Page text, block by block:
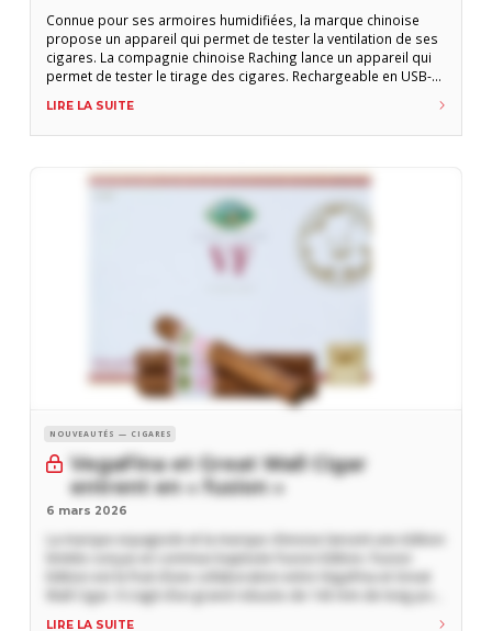
Connue pour ses armoires humidifiées, la marque chinoise
propose un appareil qui permet de tester la ventilation de ses
cigares. La compagnie chinoise Raching lance un appareil qui
permet de tester le tirage des cigares. Rechargeable en USB-C,
Tester simule le tirage sur un cigare décapité et donne un
résultat en
LIRE LA SUITE
NOUVEAUTÉS — CIGARES
VegaFina et Great Wall Cigar
entrent en « fusion »
6 mars 2026
La marque espagnole et la marque chinoise lancent une édition
limitée conçue en commun baptisée Fusion Edition. Fusion
Edition est le fruit d’une collaboration entre VegaFina et Great
Wall Cigar. Il s’agit d’un grand robusto de 143 mm de long pour
LIRE LA SUITE